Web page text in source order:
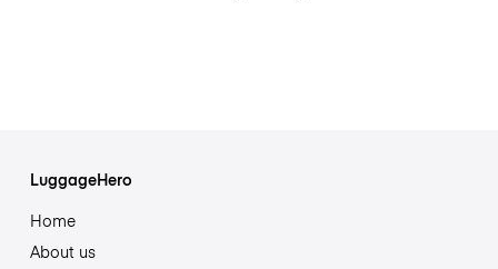
LuggageHero
Home
About us